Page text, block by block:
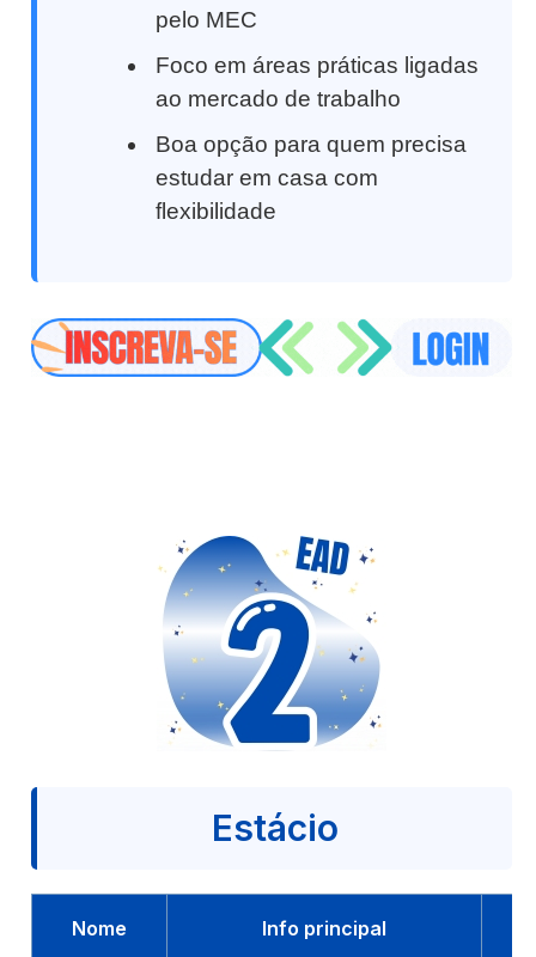
pelo MEC
Foco em áreas práticas ligadas
ao mercado de trabalho
Boa opção para quem precisa
estudar em casa com
flexibilidade
Estácio
Nome Info principal